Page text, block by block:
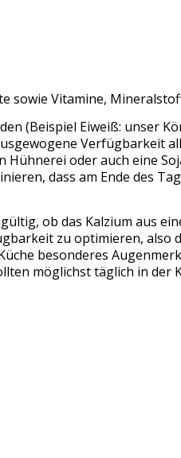
sowie Vitamine,
(Beispiel Eiweiß: unser
Verfügbarkeit
oder auch eine
dass am Ende des
ob das Kalzium aus
zu optimieren,
besonderes
möglichst täglich in der